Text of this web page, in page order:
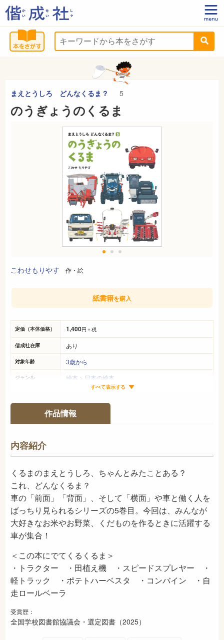
まえとうしろ どんなくるま？ 5
のうぎょうのくるま
こわせもりやす 作・絵
定価（本体価格） 1,400円＋税
偕成社在庫 あり
対象年齢 3歳から
ジャンル 絵本 > 日本の絵本
36ページ
ISBN 978-4-03-232550-8
NDC
発売日 2025年3月
すべて表示する
紙書籍を購入
作品情報
内容紹介
くるまのまえとうしろ、ちゃんとみたことある？
これ、どんなくるま？
車の「前面」「背面」、そして「横面」や車と働く人を
ばっちり見られるシリーズの5巻目。今回は、みんなが
大好きなお米やお野菜、くだものを作るときに活躍する
車が集合！
＜この本にでてくるくるま＞
・トラクター ・田植え機 ・スピードスプレヤー ・
軽トラック ・ポテトハーベスタ ・コンバイン ・自
走ロールベーラ
受賞歴：
全国学校図書館協議会・選定図書（2025）